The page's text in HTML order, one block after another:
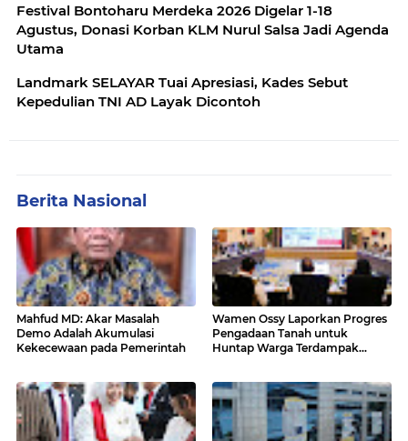
Festival Bontoharu Merdeka 2026 Digelar 1-18
Agustus, Donasi Korban KLM Nurul Salsa Jadi Agenda
Utama
Landmark SELAYAR Tuai Apresiasi, Kades Sebut
Kepedulian TNI AD Layak Dicontoh
Berita Nasional
Mahfud MD: Akar Masalah
Demo Adalah Akumulasi
Kekecewaan pada Pemerintah
Wamen Ossy Laporkan Progres
Pengadaan Tanah untuk
Huntap Warga Terdampak